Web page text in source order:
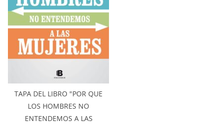
TAPA DEL LIBRO "POR QUE
LOS HOMBRES NO
ENTENDEMOS A LAS